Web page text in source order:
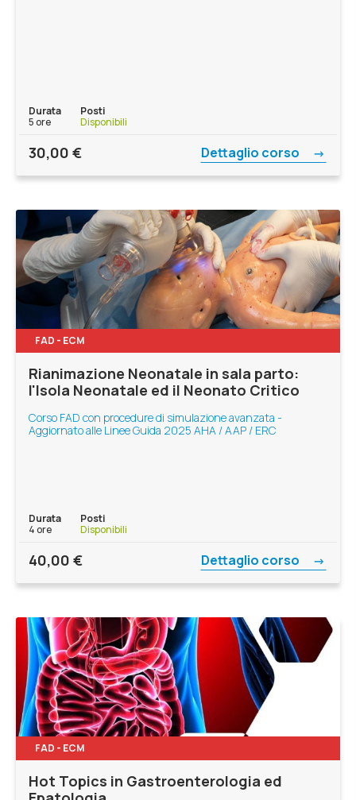
Durata
5 ore
Posti
Disponibili
30,00 € Dettaglio corso
FAD - ECM
Rianimazione Neonatale in sala parto:
l'Isola Neonatale ed il Neonato Critico
Corso FAD con procedure di simulazione avanzata -
Aggiornato alle Linee Guida 2025 AHA / AAP / ERC
Durata
4 ore
Posti
Disponibili
40,00 € Dettaglio corso
FAD - ECM
Hot Topics in Gastroenterologia ed